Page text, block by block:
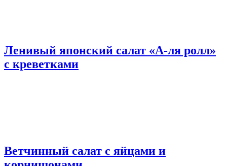
Ленивый японский салат «А-ля ролл»
с креветками
Ветчинный салат с яйцами и